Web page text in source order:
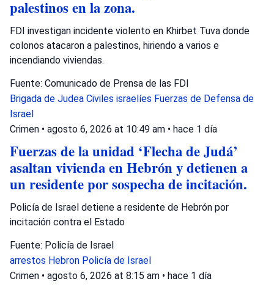
palestinos en la zona.
FDI investigan incidente violento en Khirbet Tuva donde
colonos atacaron a palestinos, hiriendo a varios e
incendiando viviendas.
Fuente: Comunicado de Prensa de las FDI
Brigada de Judea Civiles israelíes Fuerzas de Defensa de
Israel
Crimen • agosto 6, 2026 at 10:49 am • hace 1 día
Fuerzas de la unidad ‘Flecha de Judá’
asaltan vivienda en Hebrón y detienen a
un residente por sospecha de incitación.
Policía de Israel detiene a residente de Hebrón por
incitación contra el Estado
Fuente: Policía de Israel
arrestos Hebron Policía de Israel
Crimen • agosto 6, 2026 at 8:15 am • hace 1 día